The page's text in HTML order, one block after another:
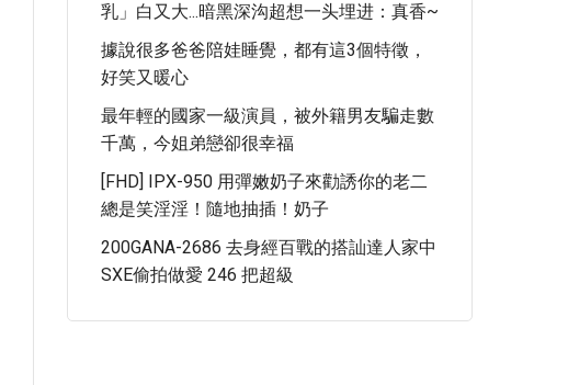
乳」白又大...暗黑深沟超想一头埋进：真香~
據說很多爸爸陪娃睡覺，都有這3個特徵，
好笑又暖心
最年輕的國家一級演員，被外籍男友騙走數
千萬，今姐弟戀卻很幸福
[FHD] IPX-950 用彈嫩奶子來勸誘你的老二
總是笑淫淫！隨地抽插！奶子
200GANA-2686 去身經百戰的搭訕達人家中
SXE偷拍做愛 246 把超級